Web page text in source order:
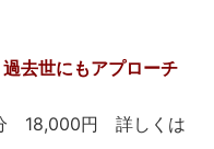
去世にもアプローチ
18,000円 詳しくは